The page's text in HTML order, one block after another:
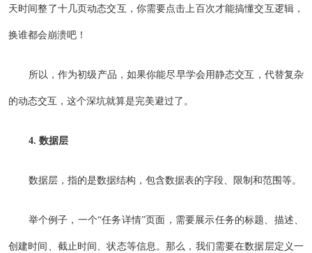
天时间整了十几页动态交互，你需要点击上百次才能搞懂交互逻辑，
换谁都会崩溃吧！
所以，作为初级产品，如果你能尽早学会用静态交互，代替复杂
的动态交互，这个深坑就算是完美避过了。
4. 数据层
数据层，指的是数据结构，包含数据表的字段、限制和范围等。
举个例子，一个“任务详情”页面，需要展示任务的标题、描述、
创建时间、截止时间、状态等信息。那么，我们需要在数据层定义一